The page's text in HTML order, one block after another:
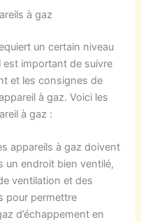
à gaz
un certain niveau
est important de suivre
et les consignes de
à gaz. Voici les
à gaz :
appareils à gaz doivent
un endroit bien ventilé,
ventilation et des
pour permettre
d’échappement en